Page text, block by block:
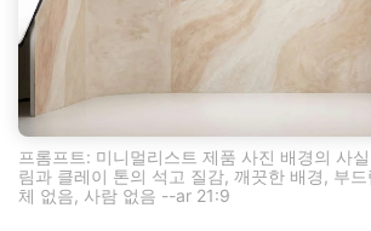
프롬프트: 미니멀리스트 제품 사진 배경의 사
림과 클레이 톤의 석고 질감, 깨끗한 배경, 부
체 없음, 사람 없음 --ar 21:9